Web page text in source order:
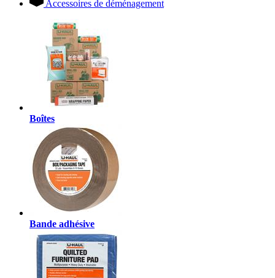
Accessoires de déménagement
Boîtes
Bande adhésive